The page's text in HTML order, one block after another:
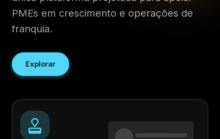
PMEs em crescimento e operações de
franquia.
Explorar